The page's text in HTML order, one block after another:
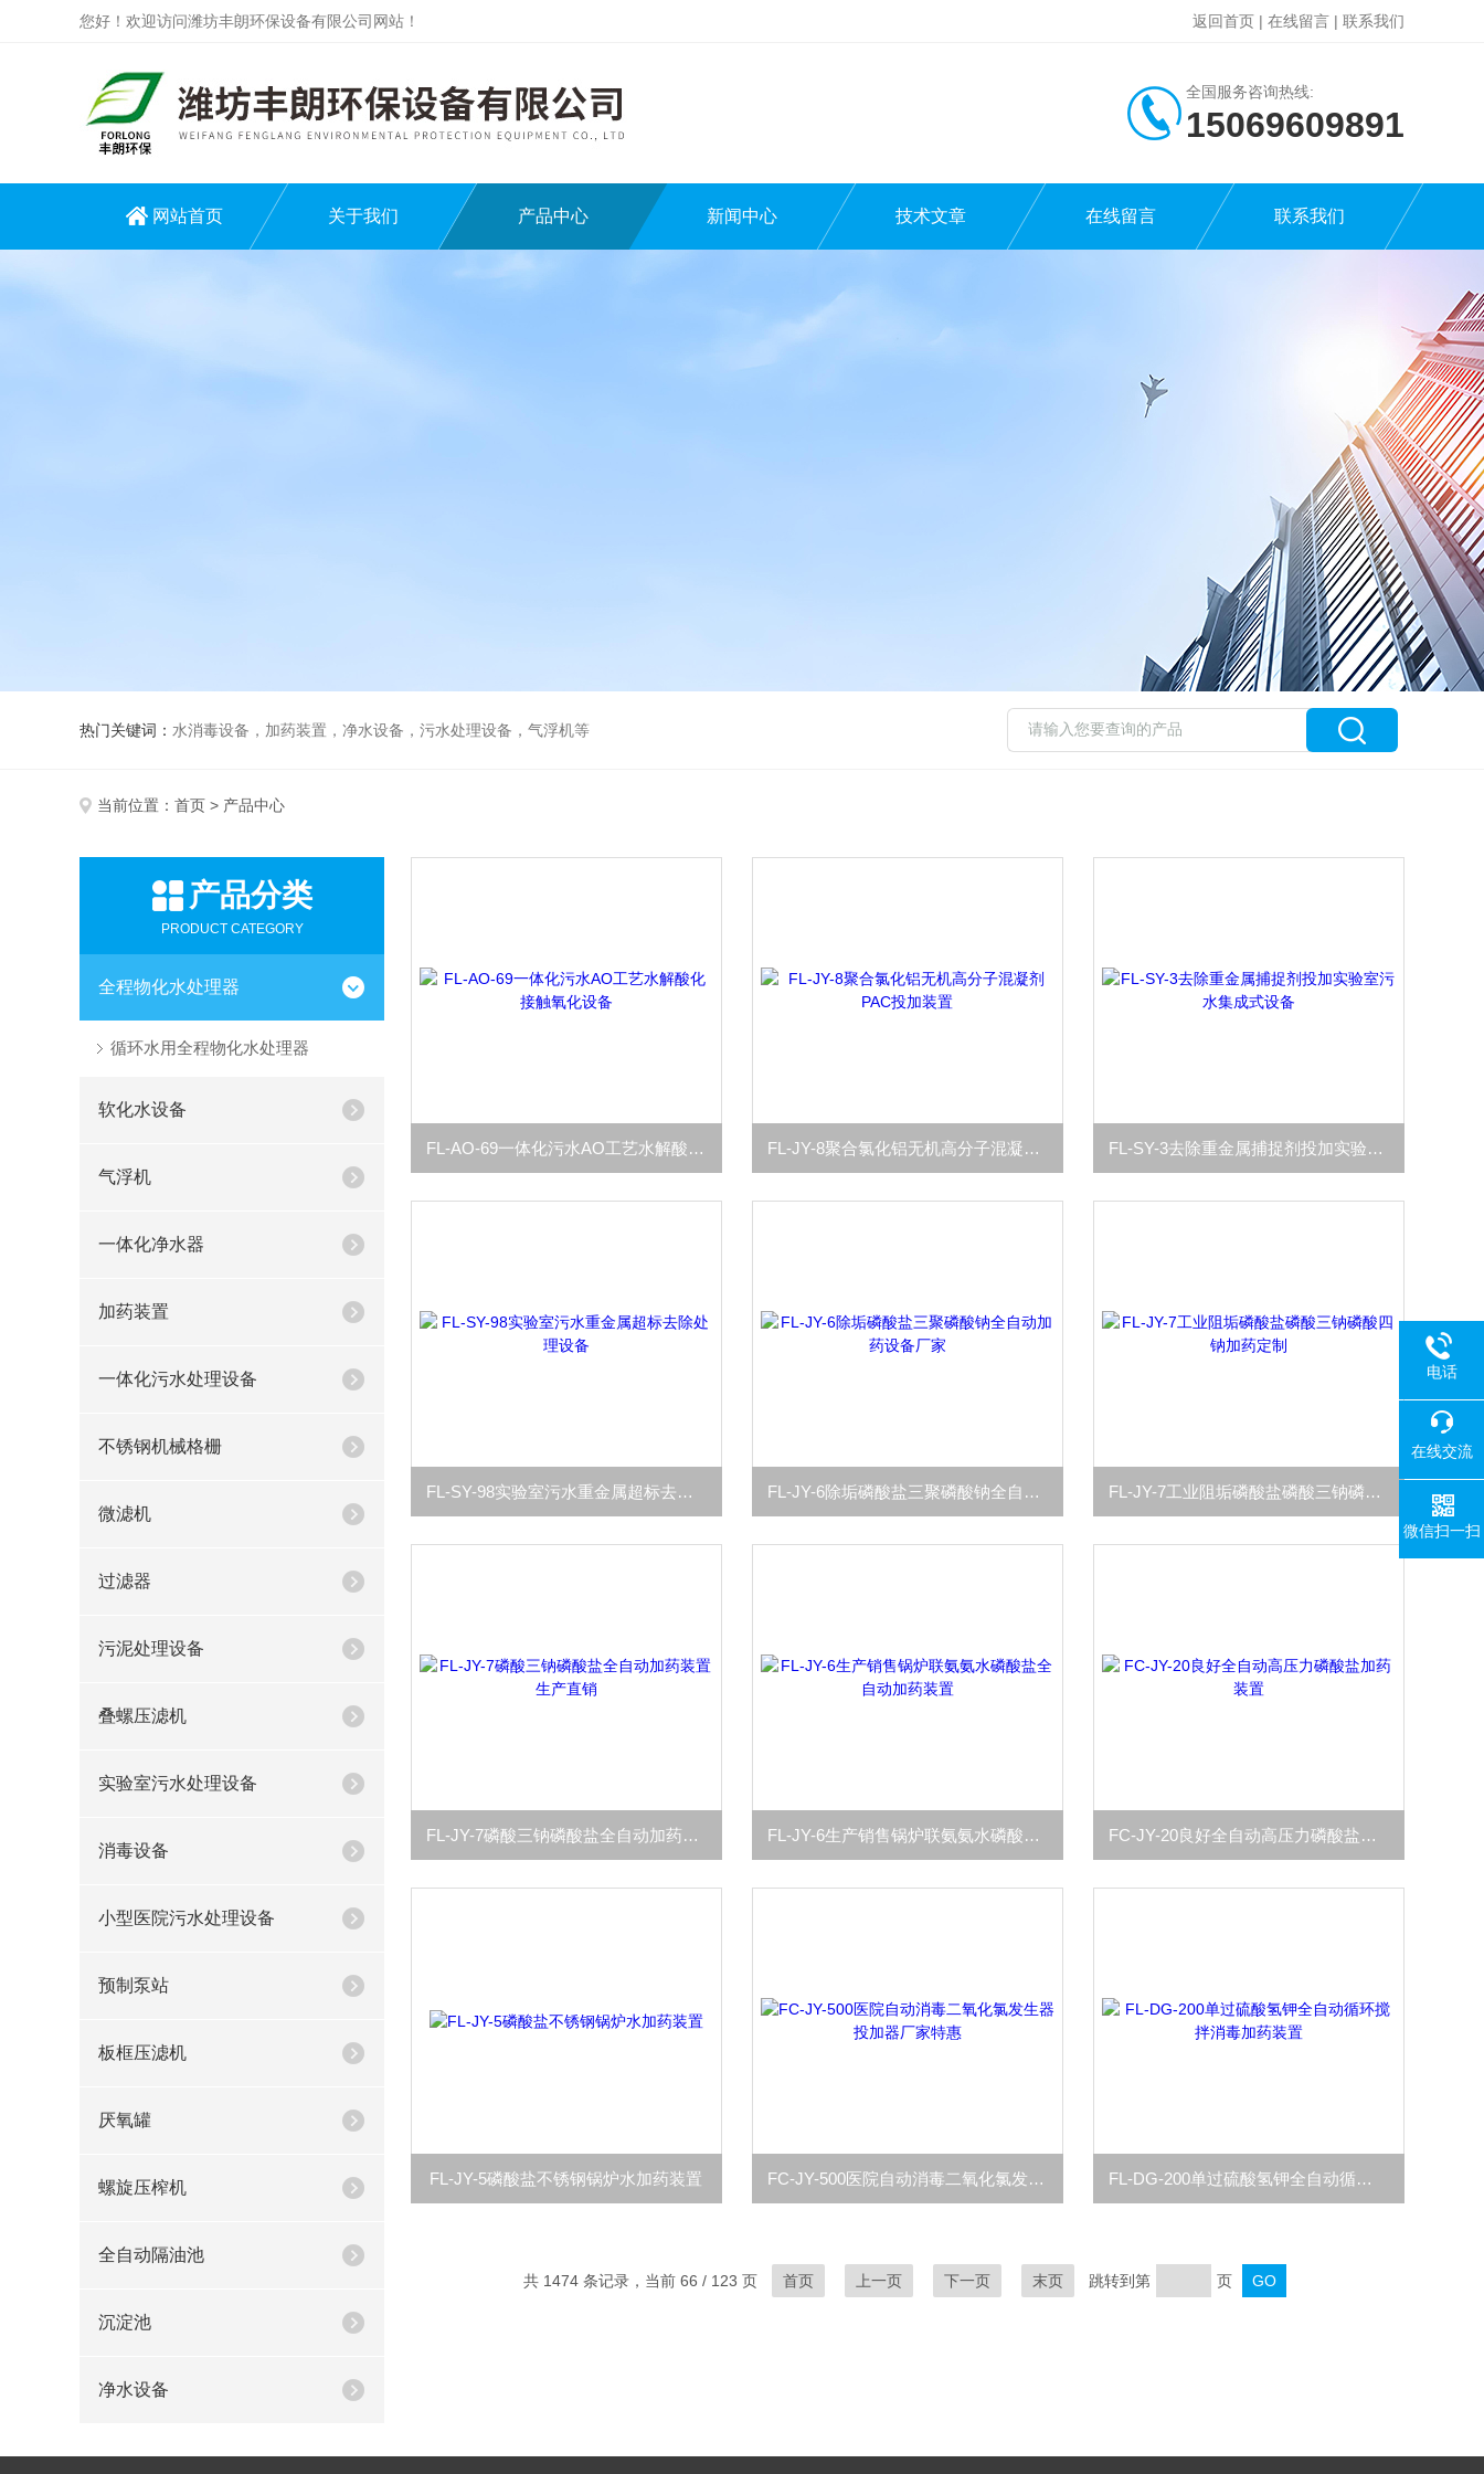
您好！欢迎访问潍坊丰朗环保设备有限公司网站！ 返回首页 | 在线留言 | 联系我们
全国服务咨询热线:
15069609891
网站首页 关于我们 产品中心 新闻中心 技术文章 在线留言 联系我们
热门关键词： 水消毒设备，加药装置，净水设备，污水处理设备，气浮机等
当前位置： 首页 > 产品中心
产品分类
PRODUCT CATEGORY
全程物化水处理器
循环水用全程物化水处理器
软化水设备
气浮机
一体化净水器
加药装置
一体化污水处理设备
不锈钢机械格栅
微滤机
过滤器
污泥处理设备
叠螺压滤机
实验室污水处理设备
消毒设备
小型医院污水处理设备
预制泵站
板框压滤机
厌氧罐
螺旋压榨机
全自动隔油池
沉淀池
净水设备
FL-AO-69一体化污水AO工艺水解酸化接触氧化设备 FL-JY-8聚合氯化铝无机高分子混凝剂PAC投加装置 FL-SY-3去除重金属捕捉剂投加实验室污水集成式设备
FL-SY-98实验室污水重金属超标去除处理设备 FL-JY-6除垢磷酸盐三聚磷酸钠全自动加药设备厂家 FL-JY-7工业阻垢磷酸盐磷酸三钠磷酸四钠加药定制
FL-JY-7磷酸三钠磷酸盐全自动加药装置生产直销 FL-JY-6生产销售锅炉联氨氨水磷酸盐全自动加药装置 FC-JY-20良好全自动高压力磷酸盐加药装置
FL-JY-5磷酸盐不锈钢锅炉水加药装置 FC-JY-500医院自动消毒二氧化氯发生器投加器厂家特惠 FL-DG-200单过硫酸氢钾全自动循环搅拌消毒加药装置
共 1474 条记录，当前 66 / 123 页 首页 上一页 下一页 末页 跳转到第 页
电话
在线交流
微信扫一扫